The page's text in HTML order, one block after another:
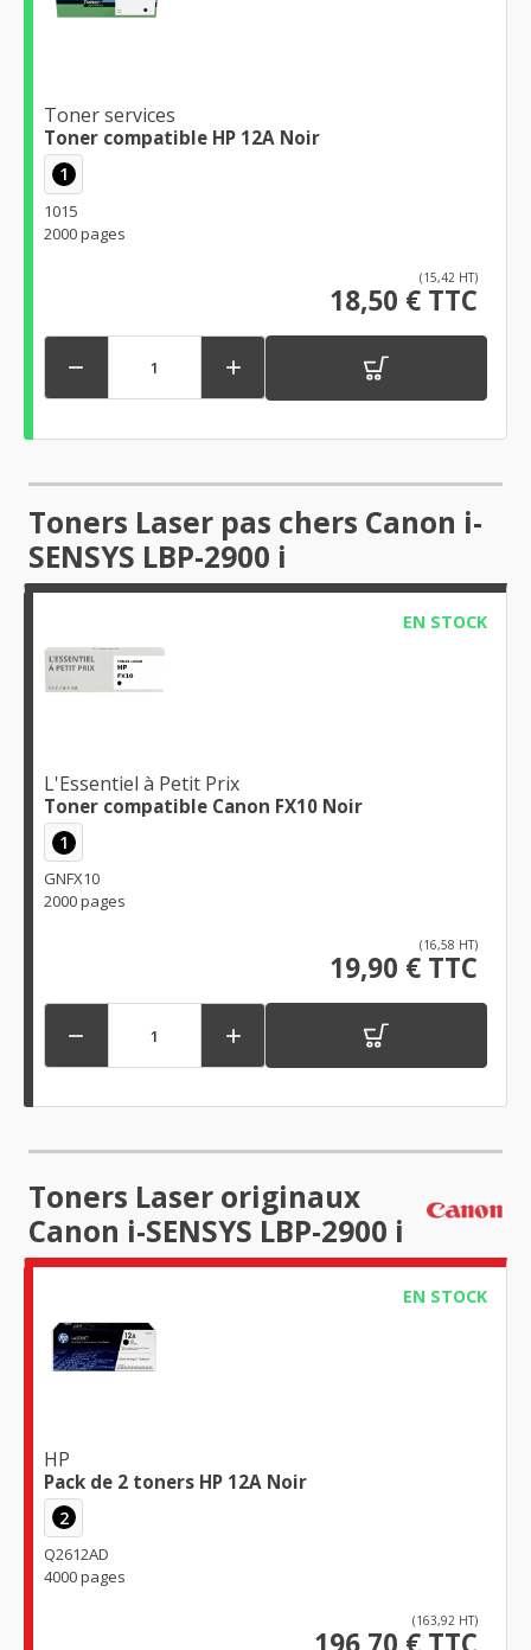
Toner services
Toner compatible HP 12A Noir
1
1015
2000 pages
(15,42 HT)
18,50 € TTC
 
Toners Laser pas chers Canon i-
SENSYS LBP-2900 i
EN STOCK
L'Essentiel à Petit Prix
Toner compatible Canon FX10 Noir
1
GNFX10
2000 pages
(16,58 HT)
19,90 € TTC
 
Toners Laser originaux
Canon i-SENSYS LBP-2900 i
EN STOCK
HP
Pack de 2 toners HP 12A Noir
2
Q2612AD
4000 pages
(163,92 HT)